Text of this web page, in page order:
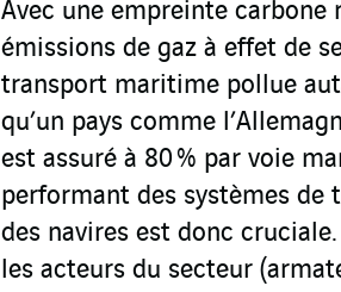
Avec une empreinte carbone
émissions de gaz à effet de
transport maritime pollue
qu’un pays comme
est assuré à 80 % par voie
performant des systèmes de
des navires est donc cruciale.
les acteurs du secteur